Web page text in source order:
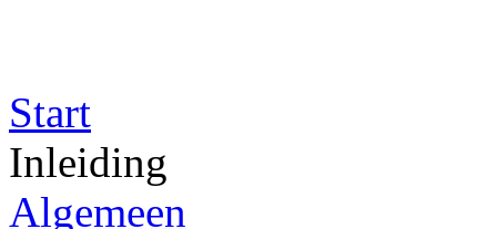
Start
Inleiding
Algemeen